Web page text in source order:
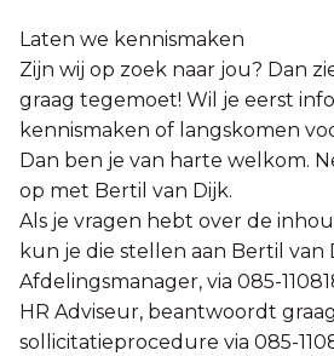
Laten we kennismaken
Zijn wij op zoek naar jou? Dan
graag tegemoet! Wil je eerst
kennismaken of langskomen
Dan ben je van harte welkom.
op met Bertil van Dijk.
Als je vragen hebt over de
kun je die stellen aan Bertil van
Afdelingsmanager, via 085-
HR Adviseur, beantwoordt
sollicitatieprocedure via 085-